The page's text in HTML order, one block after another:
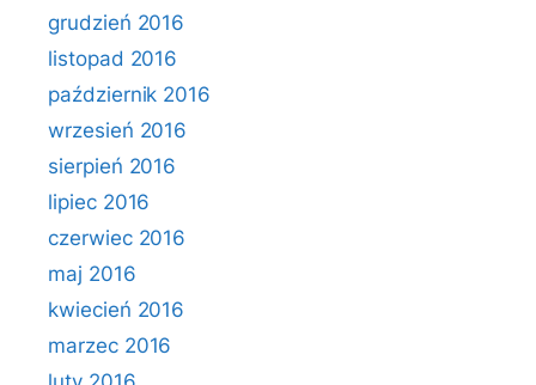
grudzień 2016
listopad 2016
październik 2016
wrzesień 2016
sierpień 2016
lipiec 2016
czerwiec 2016
maj 2016
kwiecień 2016
marzec 2016